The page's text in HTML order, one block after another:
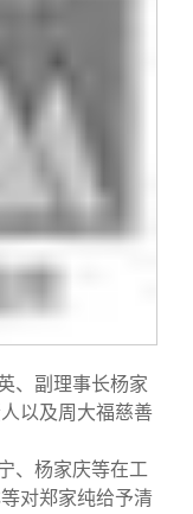
、副理事长杨家
以及周大福慈善
、杨家庆等在工
对郑家纯给予清